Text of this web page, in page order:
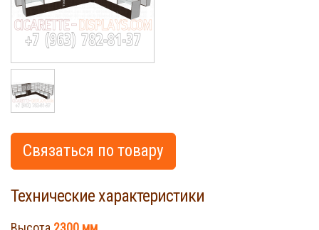
Cigarette
Связаться по товару
Технические характеристики